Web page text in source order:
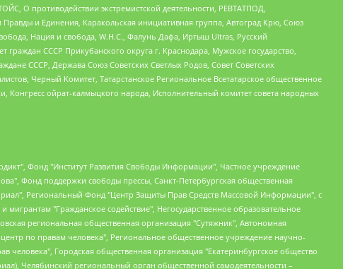
О противодействии экстремистской деятельности, РЕВТАТПОД,
и Единения, Каракольская инициативная группа, Автоград Крю, Союз
Нация и свобода, W.H.С., Фалунь Дафа, Иртыш Ultras, Русский
СССР Прикубанского округа г. Краснодара, Мужское государство,
СССР, Держава Союз Советских Светлых Родов, Совет Советских
Черный Комитет, Татарстанское Региональное Всетатарское общественное
ойрат-калмыцкого народа, Исполнительный комитет совета народных
и военнослужащих "Правозащитная группа "Гражданин.Армия.Право", Хисамова Регина Фаритовна, Автономная некоммерческая организация по реализации социально-правовых программ "Лилит", Дальневосточное общественное движение "Маяк", Санкт-Петербургская ЛГБТ-инициативная группа "Выход", Инициативная группа ЛГБТ+ "Реверс", Алексеев Андрей Викторович, Бекбулатова Таисия Львовна, Беляев Иван Михайлович, Владыкина Елена Сергеевна, Гельман Марат Александрович, Никульшина Вероника Юрьевна, Толоконникова Надежда Андреевна, Шендерович Виктор Анатольевич, Общество с ограниченной ответственностью "Данное сообщение", Общество с ограниченной ответственностью Издательский дом "Новая глава", Айнбиндер Александра Александровна, Московский комьюнити-центр для ЛГБТ+инициатив, Благотворительный фонд развития филантропии, Deutsche Welle (Германия, Kurt-Schumacher-Strasse 3, 53113 Bonn), Борзунова Мария Михайловна, Воробьев Виктор Викторович, Голубева Анна Львовна, Константинова Алла Михайловна, Малкова Ирина Владимировна, Мурадов Мурад Абдулгалимович, Осетинская Елизавета Николаевна, Понасенков Евгений Николаевич, Ганапольский Матвей Юрьевич, Киселев Евгений Алексеевич, Борухович Ирина Григорьевна, Дремин Иван Тимофеевич, Дубровский Дмитрий Викторович, Красноярская региональная общественная организация поддержки и развития альтернативных образовательных технологий и межкультурных коммуникаций "ИНТЕРРА", Маяковская Екатерина Алексеевна, Фейгин Марк Захарович, Филимонов Андрей Викторович, Дзугкоева Регина Николаевна, Доброхотов Роман Александрович, Дудь Юрий Александрович, Елкин Сергей Владимирович, Кругликов Кирилл Игоревич, Сабунаева Мария Леонидовна, Семенов Алексей Владимирович, Шаинян Карен Багратович, Шульман Екатерина Михайловна, Асафьев Артур Валерьевич, Вахштайн Виктор Семенович, Венедиктов Алексей Алексеевич, Лушникова Екатерина Евгеньевна, Волков Леонид Михайлович, Невзоров Александр Глебович, Пархоменко Сергей Борисович, Сироткин Ярослав Николаевич, Кара-Мурза Владимир Владимирович, Баранова Наталья Владимировна, Гозман Леонид Яковлевич, Кагарлицкий Борис Юльевич, Климарев Михаил Валерьевич, Милов Владимир Станиславович, Автономная некоммерческая организация Краснодарский центр современного искусства "Типография", Моргенштерн Алишер Тагирович, Соболь Любовь Эдуардовна, Общество с ограниченной ответственностью "ЛИЗА НОРМ", Каспаров Гарри Кимович, Ходорковский Михаил Борисович, Общество с ограниченной ответственностью "Апрельские тезисы", Данилович Ирина Брониславовна, Кашин Олег Владимирович, Петров Николай Владимирович, Пивоваров Алексей Владимирович, Соколов Михаил Владимирович, Цветкова Юлия Владимировна, Чичваркин Евгений Александрович, Комитет против пыток/Команда против пыток, Общество с ограниченной ответственностью "Первый научный", Общество с ограниченной ответственностью "Вертолет и ко", Белоцерковская Вероника Борисовна, Кац Максим Евгеньевич, Лазарева Татьяна Юрьевна, Шаведдинов Руслан Табризович, Яшин Илья Валерьевич, Общество с ограниченной ответственностью "Иноагент ААВ", Алешковский Дмитрий Петрович, Альбац Евгения Марковна, Быков Дмитрий Львович, Галямина Юлия Евгеньевна, Лойко Сергей Леонидович, Мартынов Кирилл Константинович, Медведев Сергей Александрович, Крашенинников Федор Геннадиевич, Гордеева Катерина Вл